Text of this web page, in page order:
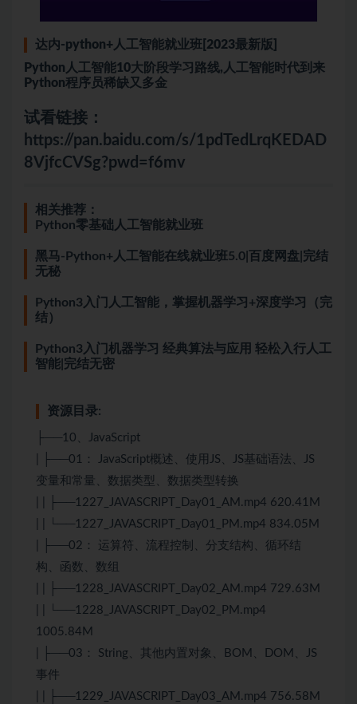
达内-python+人工智能就业班[2023最新版]
Python人工智能10大阶段学习路线,人工智能时代到来
Python程序员稀缺又多金
试看链接：
https://pan.baidu.com/s/1pdTedLrqKEDAD
8VjfcCVSg?pwd=f6mv
相关推荐：
Python零基础人工智能就业班
黑马-Python+人工智能在线就业班5.0|百度网盘|完结
无秘
Python3入门人工智能，掌握机器学习+深度学习（完
结）
Python3入门机器学习 经典算法与应用 轻松入行人工
智能|完结无密
资源目录:
├──10、 JavaScript
| ├──01： JavaScript概述、使用 JS 、 JS基础语法、JS
变量和常量、数据类型、数据类型转换
| | ├──1227_JAVASCRIPT_Day01_AM.mp4 620.41M
| | └──1227_JAVASCRIPT_Day01_PM.mp4 834.05M
| ├──02： 运算符、流程控制、分支结构、循环结
构、函数、数组
| | ├──1228_JAVASCRIPT_Day02_AM.mp4 729.63M
| | └──1228_JAVASCRIPT_Day02_PM.mp4
1005.84M
| ├──03： String、其他内置对象、BOM、DOM、JS
事件
| | ├──1229_JAVASCRIPT_Day03_AM.mp4 756.58M